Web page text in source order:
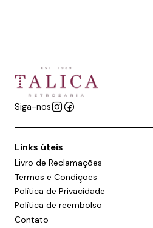
Siga-nos
Links úteis
Livro de Reclamações
Termos e Condições
Política de Privacidade
Política de reembolso
Contato